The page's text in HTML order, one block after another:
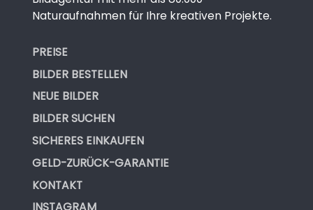
Naturaufnahmen für Ihre kreativen Projekte.
PREISE
BILDER BESTELLEN
NEUE BILDER
BILDER SUCHEN
SICHERES EINKAUFEN
GELD-ZURÜCK-GARANTIE
KONTAKT